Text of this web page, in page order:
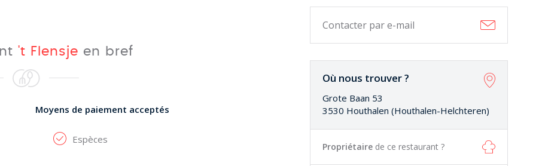
Contacter par e-mail
Où nous trouver ?
Grote Baan 53
3530 Houthalen (Houthalen-Helchteren)
Propriétaire de ce restaurant ?
't Flensje en bref
Moyens de paiement acceptés
Espèces